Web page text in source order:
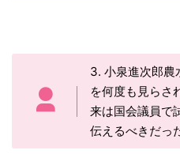
3. 小泉進次郎農
を何度も見らさ
来は国会議員で
伝えるべきだっ